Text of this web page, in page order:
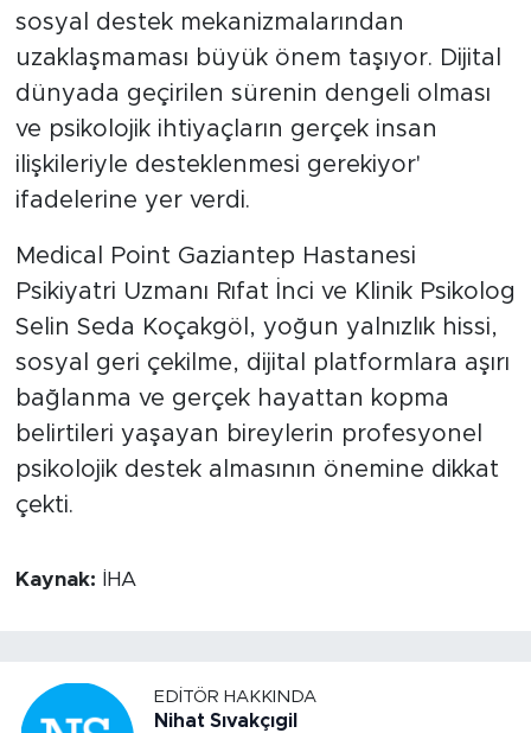
sosyal destek mekanizmalarından
uzaklaşmaması büyük önem taşıyor. Dijital
dünyada geçirilen sürenin dengeli olması
ve psikolojik ihtiyaçların gerçek insan
ilişkileriyle desteklenmesi gerekiyor'
ifadelerine yer verdi.
Medical Point Gaziantep Hastanesi
Psikiyatri Uzmanı Rıfat İnci ve Klinik Psikolog
Selin Seda Koçakgöl, yoğun yalnızlık hissi,
sosyal geri çekilme, dijital platformlara aşırı
bağlanma ve gerçek hayattan kopma
belirtileri yaşayan bireylerin profesyonel
psikolojik destek almasının önemine dikkat
çekti.
Kaynak: İHA
EDITÖR HAKKINDA
Nihat Sıvakçıgil